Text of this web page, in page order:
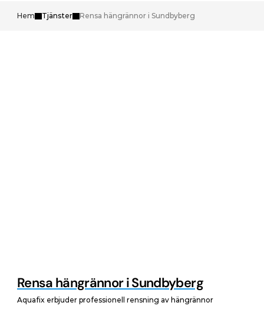
Hem Tjänster Rensa hängrännor i Sundbyberg
Rensa hängrännor i Sundbyberg
Aquafix erbjuder professionell rensning av hängrännor